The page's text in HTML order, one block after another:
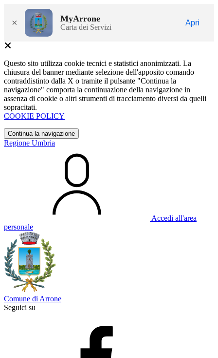
× MyArrone
Carta dei Servizi
Apri
Questo sito utilizza cookie tecnici e statistici anonimizzati. La
chiusura del banner mediante selezione dell'apposito comando
contraddistinto dalla X o tramite il pulsante "Continua la
navigazione" comporta la continuazione della navigazione in
assenza di cookie o altri strumenti di tracciamento diversi da quelli
sopracitati.
COOKIE POLICY
Continua la navigazione
Regione Umbria
Accedi all'area
personale
Comune di Arrone
Seguici su